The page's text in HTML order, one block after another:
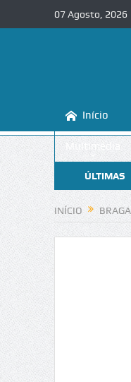
07 Agosto, 2026
Início
Multimédia
ÚLTIMAS
NOTÍCIAS
ensina a conhecer e
INÍCIO BRAGA